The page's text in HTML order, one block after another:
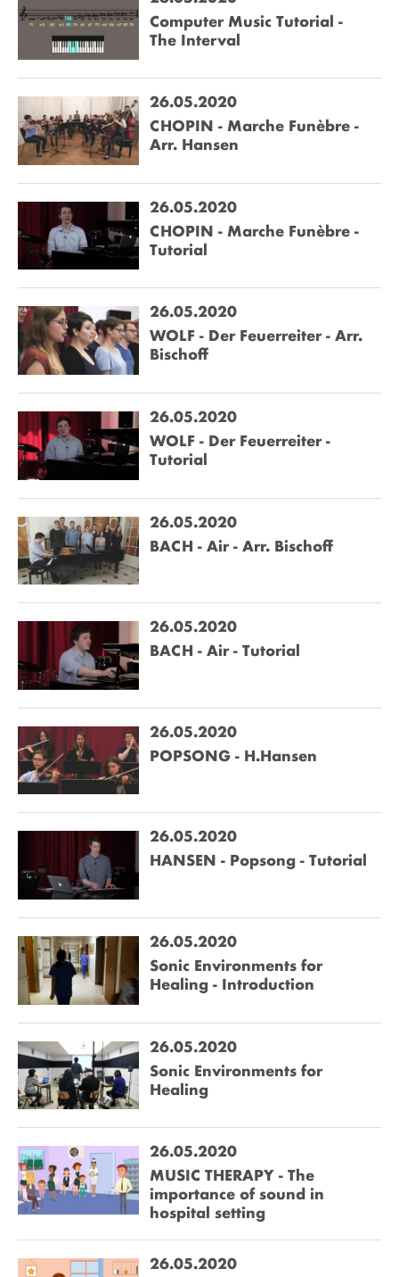
Computer Music Tutorial -
The Interval
26.05.2020
CHOPIN - Marche Funèbre -
Arr. Hansen
26.05.2020
CHOPIN - Marche Funèbre -
Tutorial
26.05.2020
WOLF - Der Feuerreiter - Arr.
Bischoff
26.05.2020
WOLF - Der Feuerreiter -
Tutorial
26.05.2020
BACH - Air - Arr. Bischoff
26.05.2020
BACH - Air - Tutorial
26.05.2020
POPSONG - H.Hansen
26.05.2020
HANSEN - Popsong - Tutorial
26.05.2020
Sonic Environments for
Healing - Introduction
26.05.2020
Sonic Environments for
Healing
26.05.2020
MUSIC THERAPY - The
importance of sound in
hospital setting
26.05.2020